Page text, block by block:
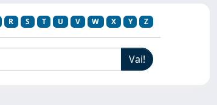
R S T U V W X Y Z